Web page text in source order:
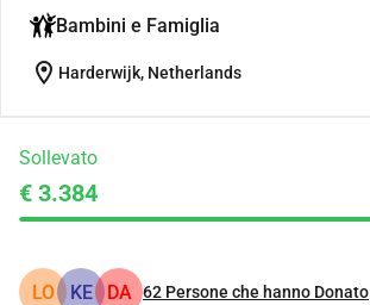
Bambini e Famiglia
location_on Harderwijk, Netherlands
Sollevato
€ 3.384
LO KE DA 62 Persone che hanno Donato